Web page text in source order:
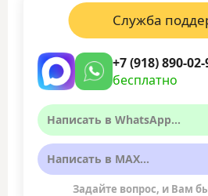
Служба
+7 (918) 890-
бесплатно
Написать в WhatsApp...
Написать в MAX...
Задайте вопрос, и Вам